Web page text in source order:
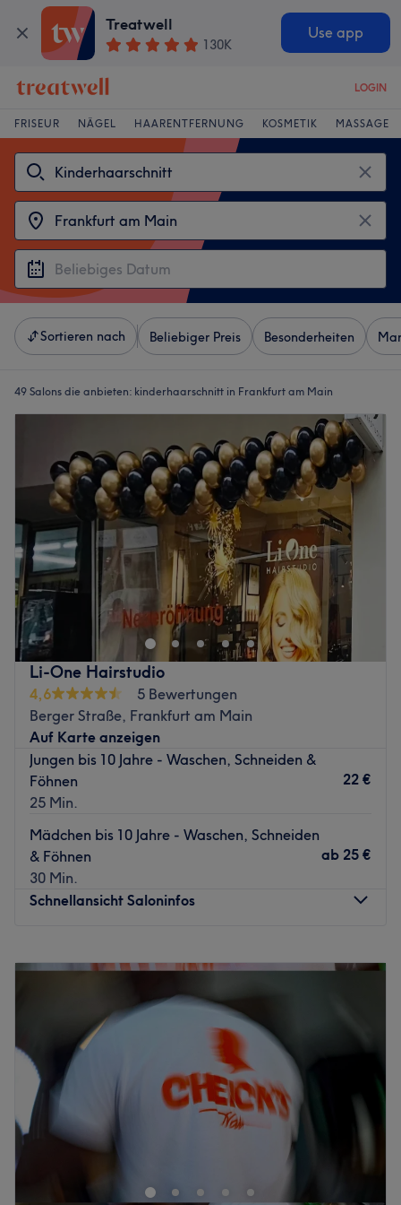
Treatwell
130K
Use app
LOGIN
FRISEUR NÄGEL HAARENTFERNUNG KOSMETIK MASSAGE
Sortieren nach Beliebiger Preis Besonderheiten
49 Salons die anbieten: kinderhaarschnitt in Frankfurt am Main
Li-One Hairstudio
4,6
5 Bewertungen
Berger Straße, Frankfurt am Main
Auf Karte anzeigen
Jungen bis 10 Jahre - Waschen, Schneiden &
Föhnen
25 Min.
22 €
Mädchen bis 10 Jahre - Waschen, Schneiden
& Föhnen
30 Min.
ab 25 €
Schnellansicht Saloninfos
Dienstag
10:00–19:00
Donnerstag
Freitag
10:00
Samstag
09:00
Sonntag
Geschlossen
Lust auf tolle Haarschnitte und moderne Farben? Komm
im Salon Li-One Hairstudio in Frankfurt am Main vorbei
und suche dir aus dem vielfältigen Angebot das Passende